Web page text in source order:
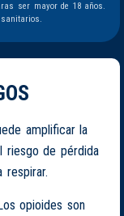
ser mayor de 18 años.
amplificar la
riesgo de pérdida
respirar.
opioides son